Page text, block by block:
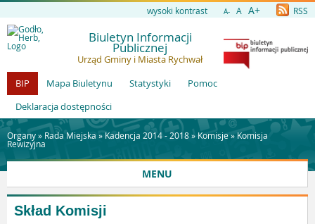
wysoki kontrast A- A A+ RSS
Biuletyn Informacji
Publicznej
Urząd Gminy i Miasta Rychwał
BIP
Mapa Biuletynu Statystyki
Pomoc
Deklaracja dostępności
Organy » Rada Miejska »Kadencja 2014 - 2018» Komisje» Komisja
Rewizyjna
MENU
Skład Komisji